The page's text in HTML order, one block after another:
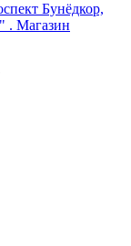
Бунёдкор,
. Магазин